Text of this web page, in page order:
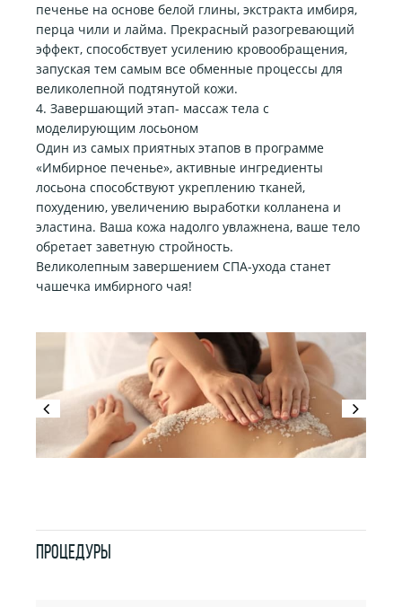
печенье на основе белой глины, экстракта имбиря,
перца чили и лайма. Прекрасный разогревающий
эффект, способствует усилению кровообращения,
запуская тем самым все обменные процессы для
великолепной подтянутой кожи.
4. Завершающий этап- массаж тела с
моделирующим лосьоном
Один из самых приятных этапов в программе
«Имбирное печенье», активные ингредиенты
лосьона способствуют укреплению тканей,
похудению, увеличению выработки колланена и
эластина. Ваша кожа надолго увлажнена, ваше тело
обретает заветную стройность.
Великолепным завершением СПА-ухода станет
чашечка имбирного чая!
ПРОЦЕДУРЫ